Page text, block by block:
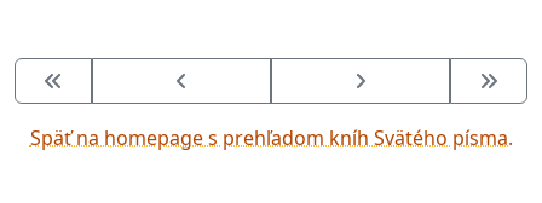
Späť na homepage s prehľadom kníh Svätého písma.